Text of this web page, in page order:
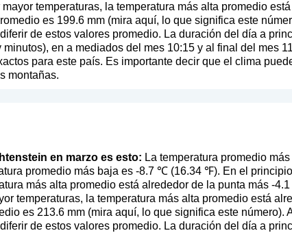
temperaturas, la temperatura más alta promedio
es 199.6 mm (mira aquí, lo que significa este
de estos valores promedio. La duración del día a
en a mediados del mes 10:15 y al final del mes
para este país. Es importante decir que el clima
montañas.
en marzo es esto: La temperatura promedio
promedio más baja es -8.7 ℃ (16.34 ℉). En el
más alta promedio está alrededor de la punta más -
temperaturas, la temperatura más alta promedio está
es 213.6 mm (mira aquí, lo que significa este número).
de estos valores promedio. La duración del día a